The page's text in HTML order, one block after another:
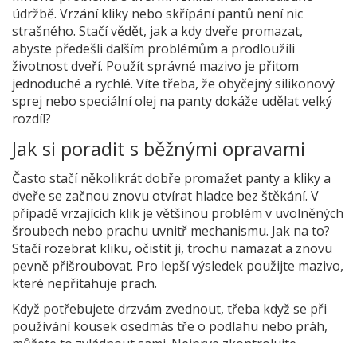
údržbě. Vrzání kliky nebo skřípání pantů není nic
strašného. Stačí vědět, jak a kdy dveře promazat,
abyste předešli dalším problémům a prodloužili
životnost dveří. Použít správné mazivo je přitom
jednoduché a rychlé. Víte třeba, že obyčejný silikonový
sprej nebo speciální olej na panty dokáže udělat velký
rozdíl?
Jak si poradit s běžnými opravami
Často stačí několikrát dobře promažet panty a kliky a
dveře se začnou znovu otvírat hladce bez štěkání. V
případě vrzajících klik je většinou problém v uvolněných
šroubech nebo prachu uvnitř mechanismu. Jak na to?
Stačí rozebrat kliku, očistit ji, trochu namazat a znovu
pevně přišroubovat. Pro lepší výsledek použijte mazivo,
které nepřitahuje prach.
Když potřebujete drzvám zvednout, třeba když se při
používání kousek osedmás tře o podlahu nebo práh,